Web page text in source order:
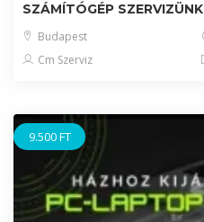
SZÁMÍTÓGÉP SZERVIZÜNK
Budapest
Cm Szerviz
9.500 FT